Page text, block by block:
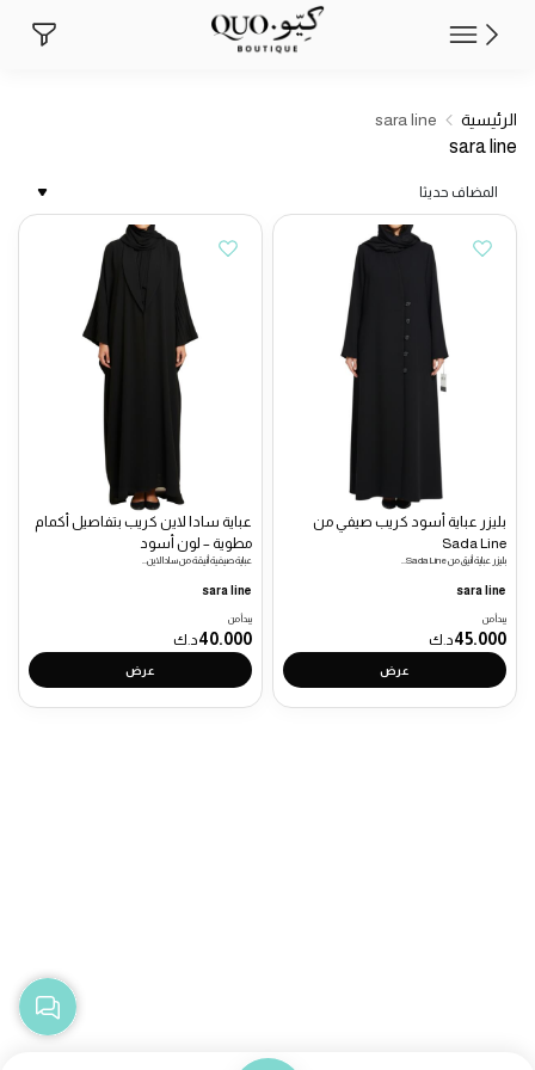
الرئيسية sara line
sara line
المضاف حديثا
بليزر عباية أسود كريب صيفي من
Sada Line
بليزر عباية أنيق من Sada Line…
sara line
يبدأ من
45.000د.ك
عرض
عباية سادا لاين كريب بتفاصيل أكمام
مطوية – لون أسود
عباية صيفية أنيقة من سادا لاين…
sara line
يبدأ من
40.000د.ك
عرض